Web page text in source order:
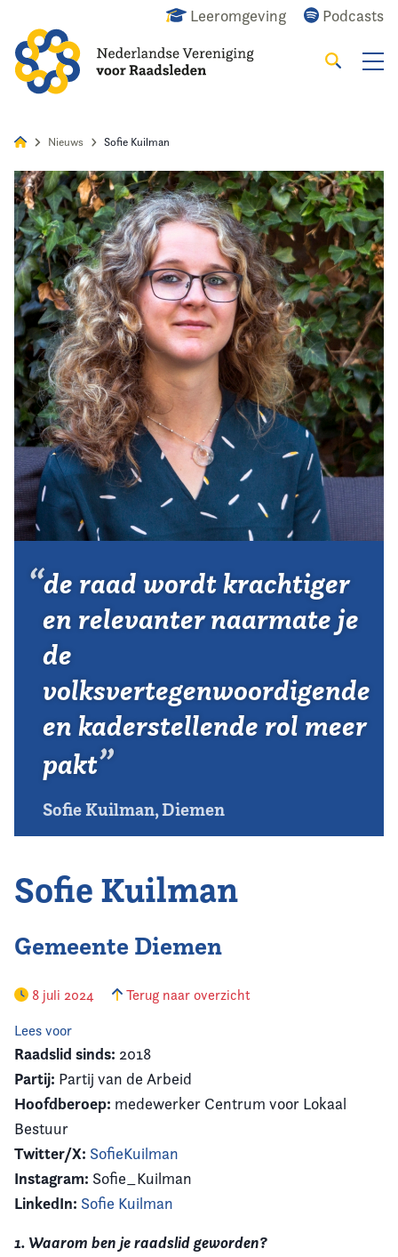
Leeromgeving Podcasts
Zoeken
Home
Agenda
Nieuws
Opleiding
Kennis & Informatie
Vereniging
Contact
Nieuws Sofie Kuilman
de raad wordt krachtiger
en relevanter naarmate je
de
volksvertegenwoordigende
en kaderstellende rol meer
pakt
Sofie Kuilman, Diemen
Sofie Kuilman
Gemeente Diemen
8 juli 2024 Terug naar overzicht
Lees voor
Raadslid sinds: 2018
Partij: Partij van de Arbeid
Hoofdberoep: medewerker Centrum voor Lokaal
Bestuur
Twitter/X: SofieKuilman
Instagram: Sofie_Kuilman
LinkedIn: Sofie Kuilman
1. Waarom ben je raadslid geworden?